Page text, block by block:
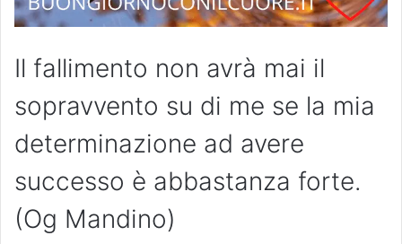
Il fallimento non avrà mai il
sopravvento su di me se la mia
determinazione ad avere
successo è abbastanza forte.
(Og Mandino)